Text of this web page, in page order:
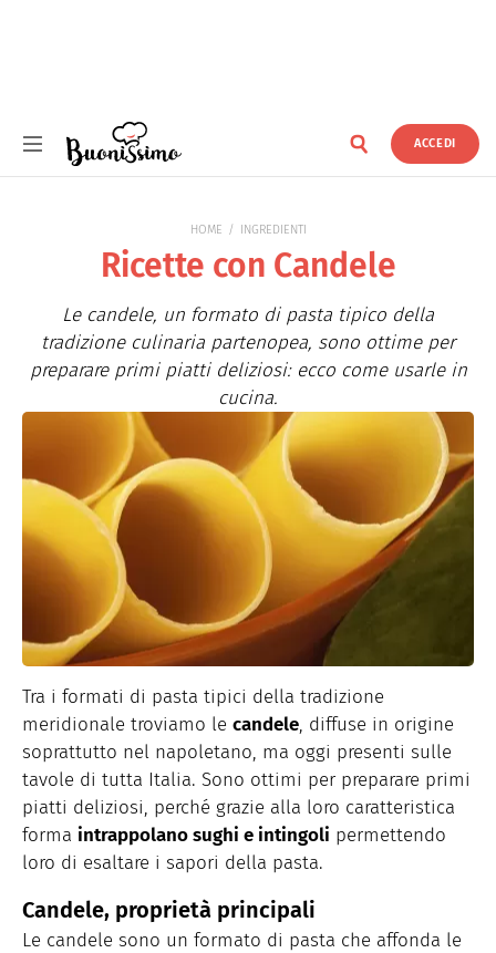
ACCEDI
HOME INGREDIENTI
Ricette con Candele
Le candele, un formato di pasta tipico della
tradizione culinaria partenopea, sono ottime per
preparare primi piatti deliziosi: ecco come usarle in
cucina.
Tra i formati di pasta tipici della tradizione
meridionale troviamo le candele, diffuse in origine
soprattutto nel napoletano, ma oggi presenti sulle
tavole di tutta Italia. Sono ottimi per preparare primi
piatti deliziosi, perché grazie alla loro caratteristica
forma intrappolano sughi e intingoli permettendo
loro di esaltare i sapori della pasta.
Candele, proprietà principali
Le candele sono un formato di pasta che affonda le